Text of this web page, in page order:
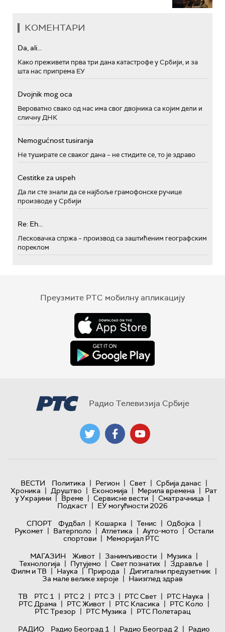
КОМЕНТАРИ
Da, ali...
Како преживети прва три дана катастрофе у Србији, и за
шта нас припрема ЕУ
Dvojnik mog oca
Вероватно свако од нас има свог двојника са којим дели и
сличну ДНК
Nemogućnost tusiranja
Не туширате се сваког дана – не стидите се, то је здраво
Cestitke za uspeh
Да ли сте знали да се најбоље грамофонске ручице
производе у Србији
Re: Eh...
Лесковачка спржа – производ са заштићеним географским
пореклом
Преузмите РТС мобилну апликацију
Радио Телевизија Србије
ВЕСТИ Политика | Регион | Свет | Србија данас |
Хроника | Друштво | Економија | Мерила времена | Рат
у Украјини | Време | Сервисне вести | Сматрачница |
Подкаст | ЕУ могућности 2026
СПОРТ
Фудбал | Кошарка | Тенис | Одбојка |
Рукомет | Ватерполо | Атлетика | Ауто-мото | Остали
спортови | Меморијал РТС
МАГАЗИН
Живот | Занимљивости | Музика |
Технологијa | Путујемо | Свет познатих | Здравље |
Филм и ТВ | Наука | Природа | Дигитални предузетник |
За мале велике хероје | Наизглед здрав
ТВ
РТС 1 | РТС 2 | РТС 3 | РТС Свет | РТС Наука |
РТС Драма | РТС Живот | РТС Класика | РТС Коло |
РТС Трезор | РТС Музика | РТС Полетарац
РАДИО
Радио Београд 1 | Радио Београд 2 | Радио